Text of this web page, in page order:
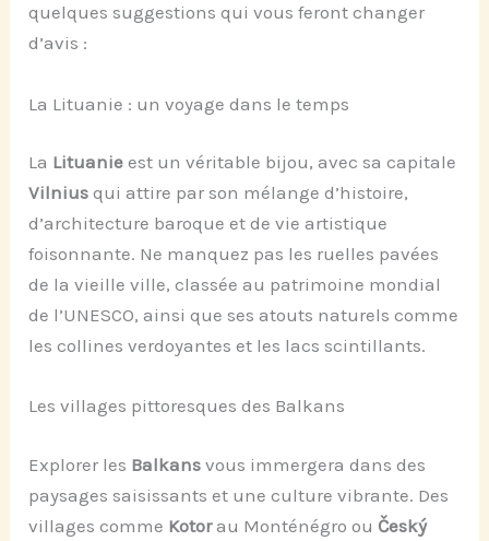
quelques suggestions qui vous feront changer
d’avis :
La Lituanie : un voyage dans le temps
La Lituanie est un véritable bijou, avec sa capitale
Vilnius qui attire par son mélange d’histoire,
d’architecture baroque et de vie artistique
foisonnante. Ne manquez pas les ruelles pavées
de la vieille ville, classée au patrimoine mondial
de l’UNESCO, ainsi que ses atouts naturels comme
les collines verdoyantes et les lacs scintillants.
Les villages pittoresques des Balkans
Explorer les Balkans vous immergera dans des
paysages saisissants et une culture vibrante. Des
villages comme Kotorau Monténégro ou Český